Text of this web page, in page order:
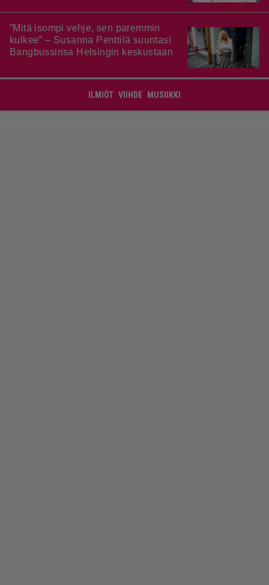
”Mitä isompi vehje, sen paremmin
kulkee” – Susanna Penttilä suuntasi
Bangbussinsa Helsingin keskustaan
ILMIÖT VIIHDE MUSIIKKI